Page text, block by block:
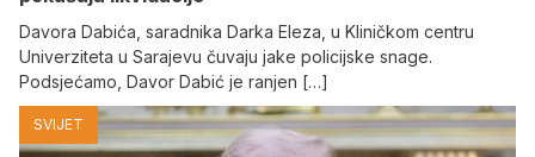
Davora Dabića, saradnika Darka Eleza, u Kliničkom centru
Univerziteta u Sarajevu čuvaju jake policijske snage.
Podsjećamo, Davor Dabić je ranjen […]
SVIJET